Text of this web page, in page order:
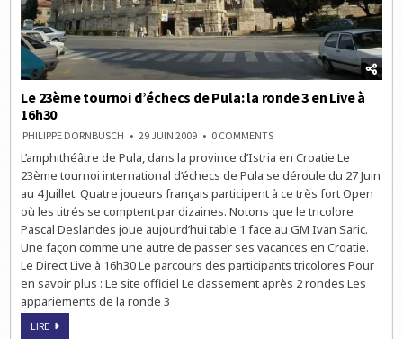
Le 23ème tournoi d’échecs de Pula: la ronde 3 en Live à
16h30
PHILIPPE DORNBUSCH 29 JUIN 2009 0 COMMENTSON
23ÈME
D’ÉCHECS
DE
PULA:
LA
RONDE
3
EN
LIVE
À
L’amphithéâtre de Pula, dans la province d’Istria en Croatie Le
23ème tournoi international d’échecs de Pula se déroule du 27 Juin
au 4 Juillet. Quatre joueurs français participent à ce très fort Open
où les titrés se comptent par dizaines. Notons que le tricolore
Pascal Deslandes joue aujourd’hui table 1 face au GM Ivan Saric.
Une façon comme une autre de passer ses vacances en Croatie.
Le Direct Live à 16h30 Le parcours des participants tricolores Pour
en savoir plus : Le site officiel Le classement après 2 rondes Les
appariements de la ronde 3
LIRELE